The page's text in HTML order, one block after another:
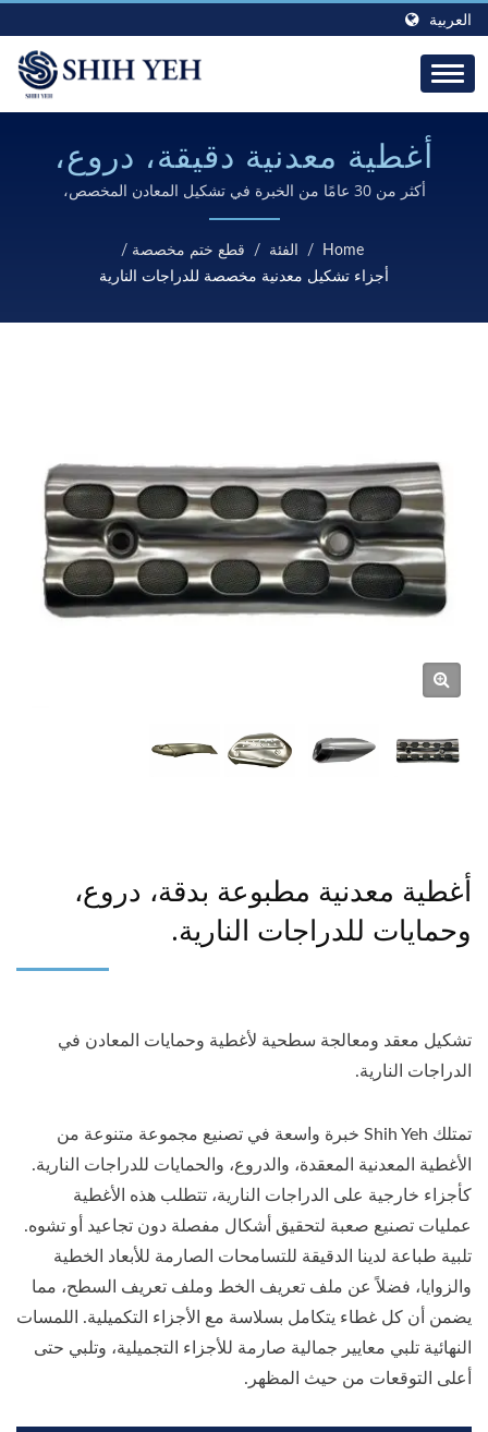
العربية
أغطية معدنية دقيقة، دروع،
وحمايات للدراجات النارية
أكثر من 30 عامًا من الخبرة في تشكيل المعادن المخصص،
والهندسة المعقدة، ومعالجات السطح المتقدمة لمكونات تجميل
الدراجات النارية
Home
/ الفئة / قطع ختم مخصصة /
أجزاء تشكيل معدنية مخصصة للدراجات النارية
أغطية معدنية مطبوعة بدقة، دروع،
وحمايات للدراجات النارية.
تشكيل معقد ومعالجة سطحية لأغطية وحمايات المعادن في
الدراجات النارية.
تمتلك Shih Yeh خبرة واسعة في تصنيع مجموعة متنوعة من
الأغطية المعدنية المعقدة، والدروع، والحمايات للدراجات النارية.
كأجزاء خارجية على الدراجات النارية، تتطلب هذه الأغطية
عمليات تصنيع صعبة لتحقيق أشكال مفصلة دون تجاعيد أو تشوه.
تلبية طباعة لدينا الدقيقة للتسامحات الصارمة للأبعاد الخطية
والزوايا، فضلاً عن ملف تعريف الخط وملف تعريف السطح، مما
يضمن أن كل غطاء يتكامل بسلاسة مع الأجزاء التكميلية. اللمسات
النهائية تلبي معايير جمالية صارمة للأجزاء التجميلية، وتلبي حتى
أعلى التوقعات من حيث المظهر.